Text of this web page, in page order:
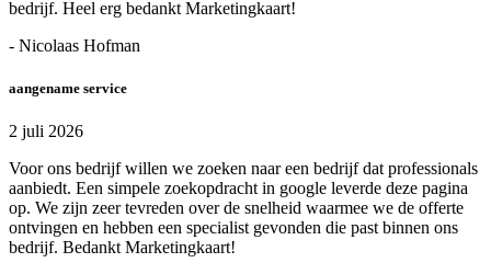
bedrijf. Heel erg bedankt Marketingkaart!
- Nicolaas Hofman
aangename service
2 juli 2026
Voor ons bedrijf willen we zoeken naar een bedrijf dat professionals
aanbiedt. Een simpele zoekopdracht in google leverde deze pagina
op. We zijn zeer tevreden over de snelheid waarmee we de offerte
ontvingen en hebben een specialist gevonden die past binnen ons
bedrijf. Bedankt Marketingkaart!